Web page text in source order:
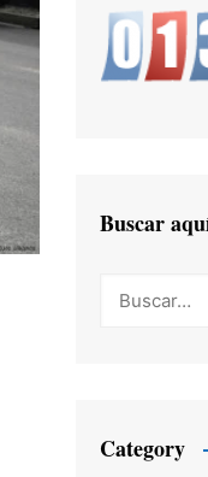
Buscar
Category